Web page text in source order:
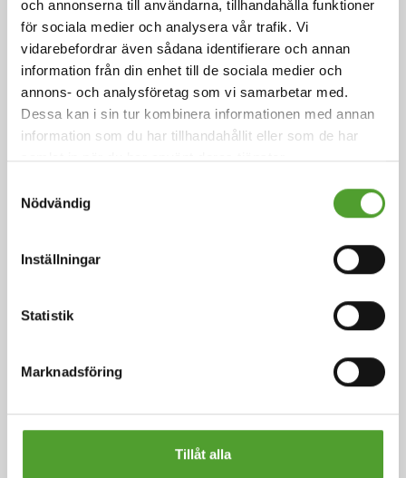
och annonserna till användarna, tillhandahålla funktioner
för sociala medier och analysera vår trafik. Vi
vidarebefordrar även sådana identifierare och annan
information från din enhet till de sociala medier och
annons- och analysföretag som vi samarbetar med.
Dessa kan i sin tur kombinera informationen med annan
information som du har tillhandahållit eller som de har
samlat in när du har använt deras tjänster.
Nödvändig
Inställningar
Statistik
Marknadsföring
Tillåt alla
Arom är sinnesintrycket av mat eller annan substans
smaksinnet och luktsinnet.
Läs mer